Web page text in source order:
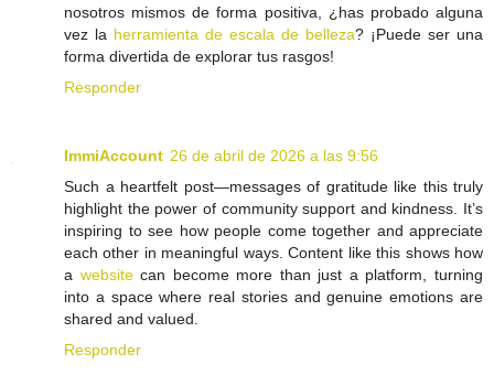
nosotros mismos de forma positiva, ¿has probado alguna
vez la herramienta de escala de belleza? ¡Puede ser una
forma divertida de explorar tus rasgos!
Responder
ImmiAccount 26 de abril de 2026 a las 9:56
Such a heartfelt post—messages of gratitude like this truly
highlight the power of community support and kindness. It’s
inspiring to see how people come together and appreciate
each other in meaningful ways. Content like this shows how
a websitecan become more than just a platform, turning
into a space where real stories and genuine emotions are
shared and valued.
Responder